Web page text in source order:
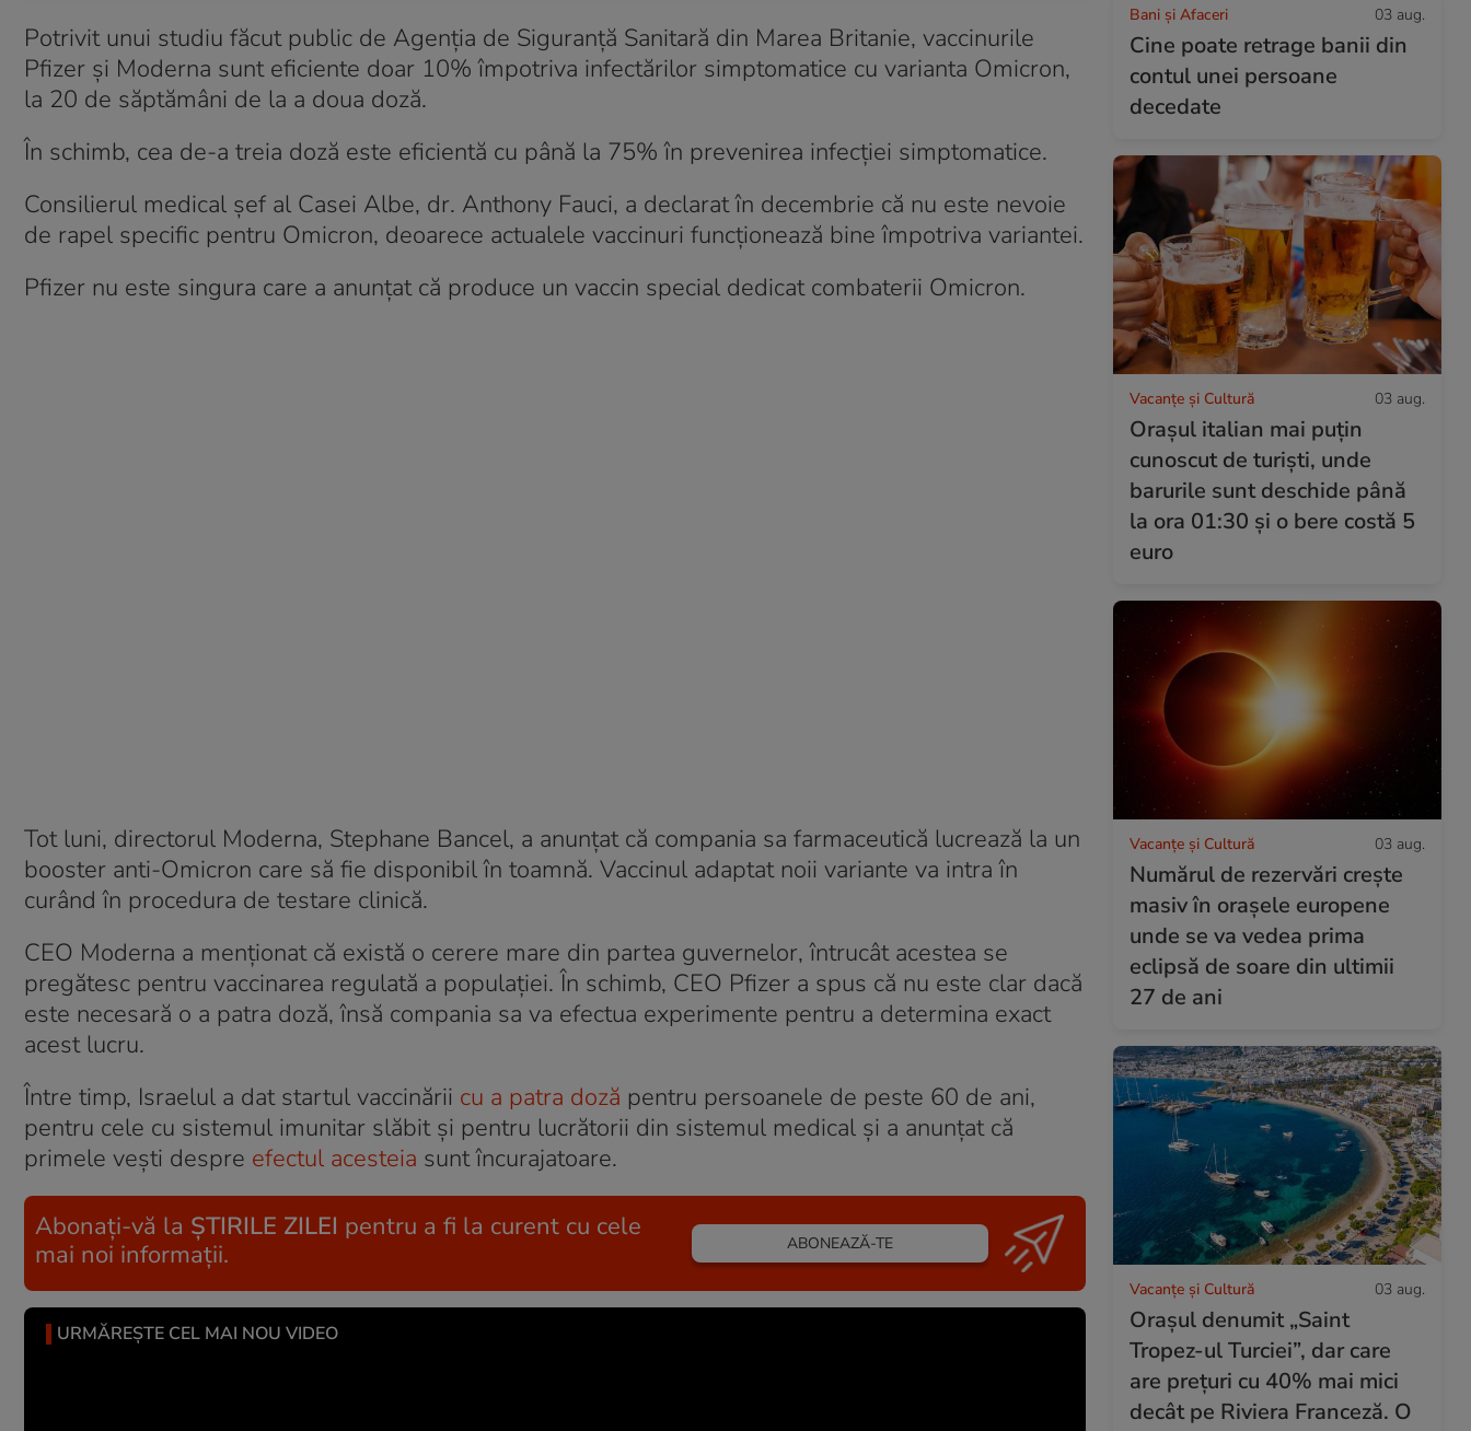
Potrivit unui studiu făcut public de Agenția de Siguranță Sanitară din Marea Britanie, vaccinurile
Pfizer și Moderna sunt eficiente doar 10% împotriva infectărilor simptomatice cu varianta Omicron,
la 20 de săptămâni de la a doua doză.
În schimb, cea de-a treia doză este eficientă cu până la 75% în prevenirea infecției simptomatice.
Consilierul medical șef al Casei Albe, dr. Anthony Fauci, a declarat în decembrie că nu este nevoie
de rapel specific pentru Omicron, deoarece actualele vaccinuri funcționează bine împotriva variantei.
Pfizer nu este singura care a anunțat că produce un vaccin special dedicat combaterii Omicron.
Tot luni, directorul Moderna, Stephane Bancel, a anunțat că compania sa farmaceutică lucrează la un
booster anti-Omicron care să fie disponibil în toamnă. Vaccinul adaptat noii variante va intra în
curând în procedura de testare clinică.
CEO Moderna a menționat că există o cerere mare din partea guvernelor, întrucât acestea se
pregătesc pentru vaccinarea regulată a populației. În schimb, CEO Pfizer a spus că nu este clar dacă
este necesară o a patra doză, însă compania sa va efectua experimente pentru a determina exact
acest lucru.
Între timp, Israelul a dat startul vaccinării cu a patra doză pentru persoanele de peste 60 de ani,
pentru cele cu sistemul imunitar slăbit și pentru lucrătorii din sistemul medical și a anunțat că
primele vești despre efectul acesteia sunt încurajatoare.
Abonați-vă la ȘTIRILE ZILEI pentru a fi la curent cu cele
mai noi informații.
ABONEAZĂ-TE
URMĂREȘTE CEL MAI NOU VIDEO
Bani și Afaceri 03 aug.
Cine poate retrage banii din
contul unei persoane
decedate
Vacanțe și Cultură 03 aug.
Orașul italian mai puțin
cunoscut de turiști, unde
barurile sunt deschide până
la ora 01:30 și o bere costă 5
euro
Vacanțe și Cultură 03 aug.
Numărul de rezervări crește
masiv în orașele europene
unde se va vedea prima
eclipsă de soare din ultimii
27 de ani
Vacanțe și Cultură 03 aug.
Orașul denumit „Saint
Tropez-ul Turciei”, dar care
are prețuri cu 40% mai mici
decât pe Riviera Franceză. O